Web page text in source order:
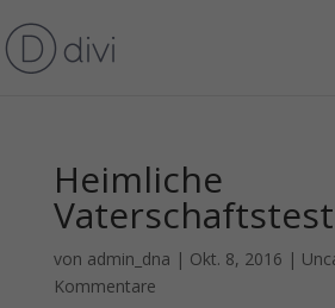
Heimliche
von admin_dna | Okt. 8, 2016 |
Kommentare